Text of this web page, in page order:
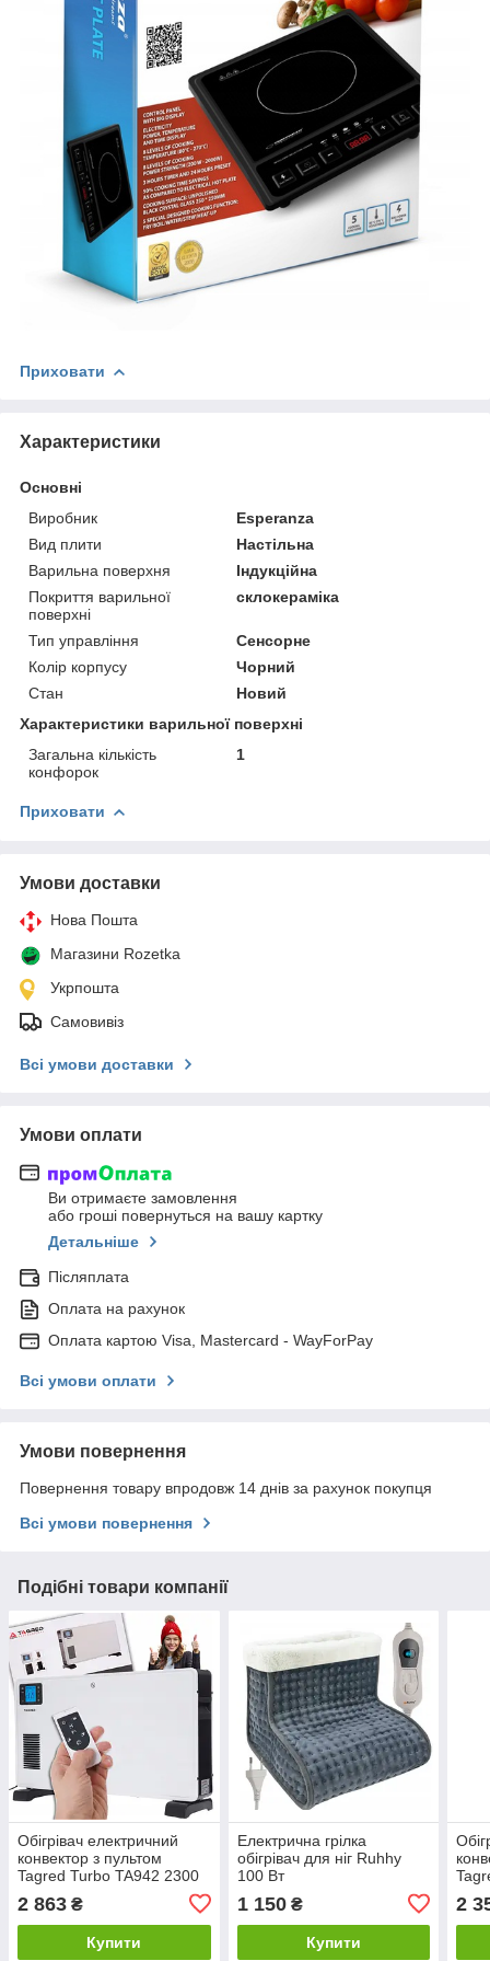
Приховати
Характеристики
Основні
Виробник
Esperanza
Вид плити
Настільна
Варильна поверхня
Індукційна
Покриття варильної
поверхні
склокераміка
Тип управління
Сенсорне
Колір корпусу
Чорний
Стан
Новий
Характеристики варильної поверхні
Загальна кількість
конфорок
1
Приховати
Умови доставки
Нова Пошта
Магазини Rozetka
Укрпошта
Самовивіз
Всі умови доставки
Умови оплати
Ви отримаєте замовлення
або гроші повернуться на вашу картку
Детальніше
Післяплата
Оплата на рахунок
Оплата картою Visa, Mastercard - WayForPay
Всі умови оплати
Умови повернення
Повернення товару впродовж 14 днів за рахунок покупця
Всі умови повернення
Подібні товари компанії
Обігрівач електричний
конвектор з пультом
Tagred Turbo TA942 2300
2 863 ₴
Купити
Електрична грілка
обігрівач для ніг Ruhhy
100 Вт
1 150₴
Купити
2